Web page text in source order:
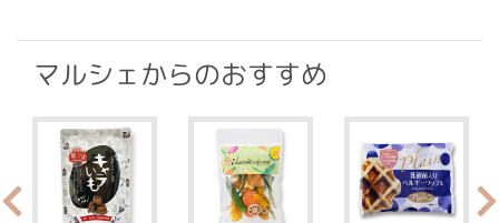
マルシェからのおすすめ